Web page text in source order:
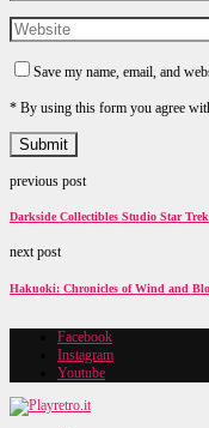
Save my name, email, and
* By using this form you agree
previous post
Darkside Collectibles Studio Star
next post
Hakuoki: Chronicles of Wind and
Facebook
Instagram
Youtube